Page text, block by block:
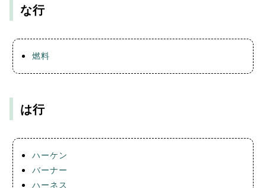
な行
燃料
は行
ハーケン
バーナー
ハーネス